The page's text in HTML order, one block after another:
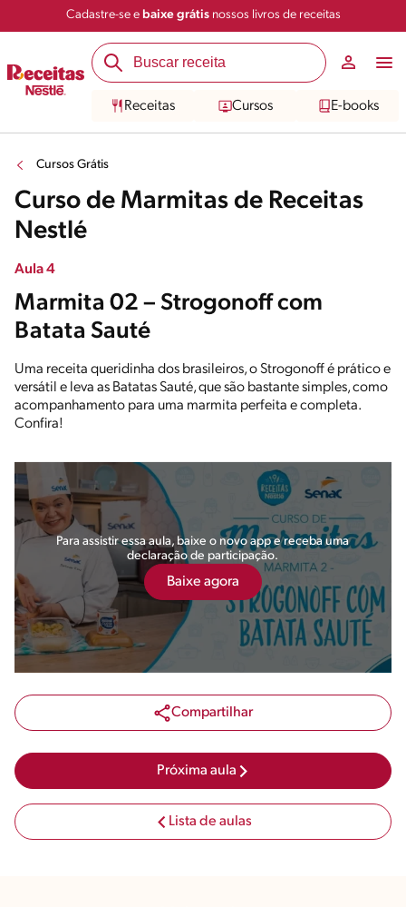
Cadastre-se e baixe grátisnossos livros de receitas
Receitas Cursos E-books
Cursos Grátis
Curso de Marmitas de Receitas
Nestlé
Aula 4
Marmita 02 – Strogonoff com
Batata Sauté
Uma receita queridinha dos brasileiros, o Strogonoff é prático e
versátil e leva as Batatas Sauté, que são bastante simples, como
acompanhamento para uma marmita perfeita e completa.
Confira!
Para assistir essa aula, baixe o novo app e receba uma
declaração de participação.
Baixe agora
Compartilhar
Próxima aula
Lista de aulas